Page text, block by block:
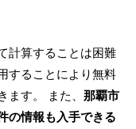
計算することは困難
することにより無料
す。 また、 那覇市
の情報も入手できる